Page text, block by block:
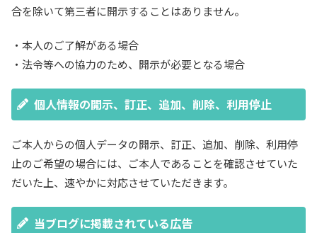
合を除いて第三者に開示することはありません。
・本人のご了解がある場合
・法令等への協力のため、開示が必要となる場合
個人情報の開示、訂正、追加、削除、利用停止
ご本人からの個人データの開示、訂正、追加、削除、利用停
止のご希望の場合には、ご本人であることを確認させていた
だいた上、速やかに対応させていただきます。
当ブログに掲載されている広告